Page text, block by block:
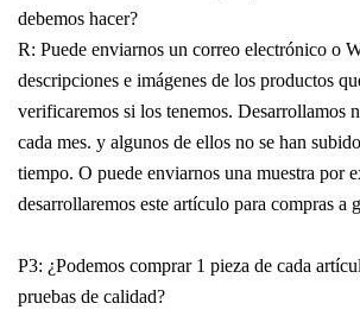
debemos hacer?
R: Puede enviarnos un correo electrónico o
descripciones e imágenes de los productos
verificaremos si los tenemos. Desarrollamos
cada mes. y algunos de ellos no se han
tiempo. O puede enviarnos una muestra por
desarrollaremos este artículo para compras a
P3: ¿Podemos comprar 1 pieza de cada
pruebas de calidad?